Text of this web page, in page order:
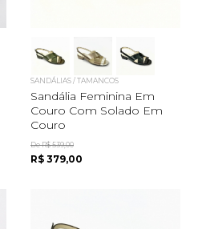
SANDÁLIAS / TAMANCOS
Sandália Feminina Em
Couro Com Solado Em
Couro
De R$ 539,00
R$ 379,00